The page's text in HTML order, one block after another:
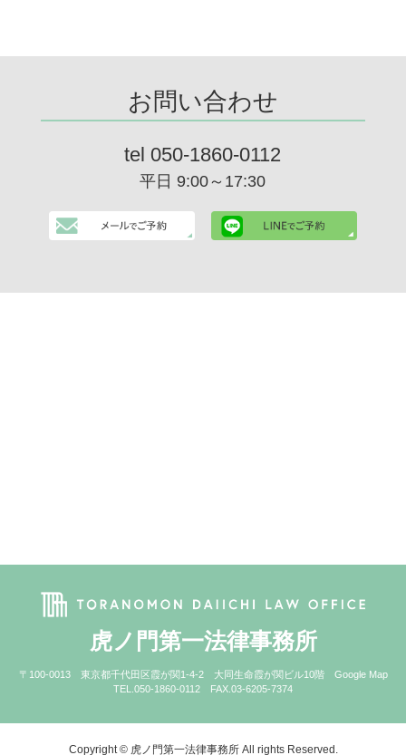
お問い合わせ
tel 050-1860-0112
平日 9:00～17:30
虎ノ門第一法律事務所
〒100-0013 東京都千代田区霞が関1-4-2 大同生命霞が関ビル10階 Google Map
TEL.050-1860-0112 FAX.03-6205-7374
Copyright © 虎ノ門第一法律事務所 All rights Reserved.